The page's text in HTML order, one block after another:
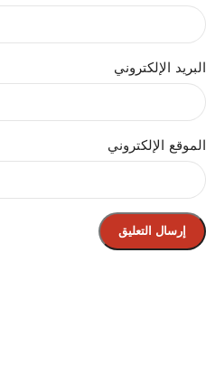
البريد الإلكتروني
الموقع الإلكتروني